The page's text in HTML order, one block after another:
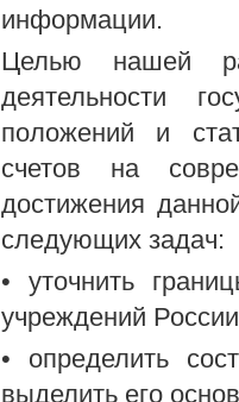
информации.
Целью нашей
деятельности
положений и
счетов на
достижения
следующих задач:
• уточнить
учреждений
• определить
выделить его